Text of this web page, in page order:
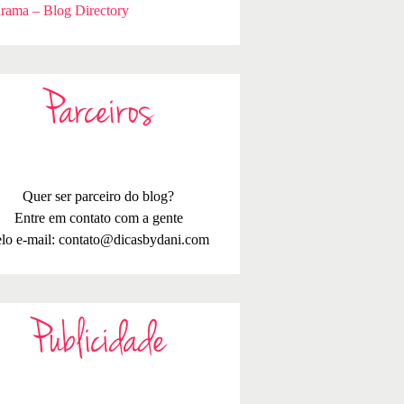
– Blog Directory
Parceiros
Quer ser parceiro do blog?
Entre em contato com a gente
e-mail: contato@dicasbydani.com
Publicidade